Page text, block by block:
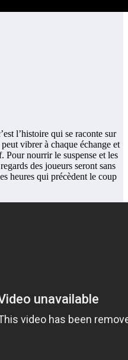
l’histoire qui se raconte sur
vibrer à chaque échange et
Pour nourrir le suspense et les
des joueurs seront sans
heures qui précèdent le coup